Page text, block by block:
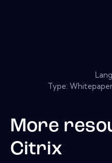
Type:
More
Citrix